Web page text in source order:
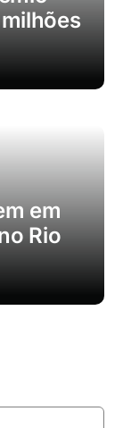
em
Rio